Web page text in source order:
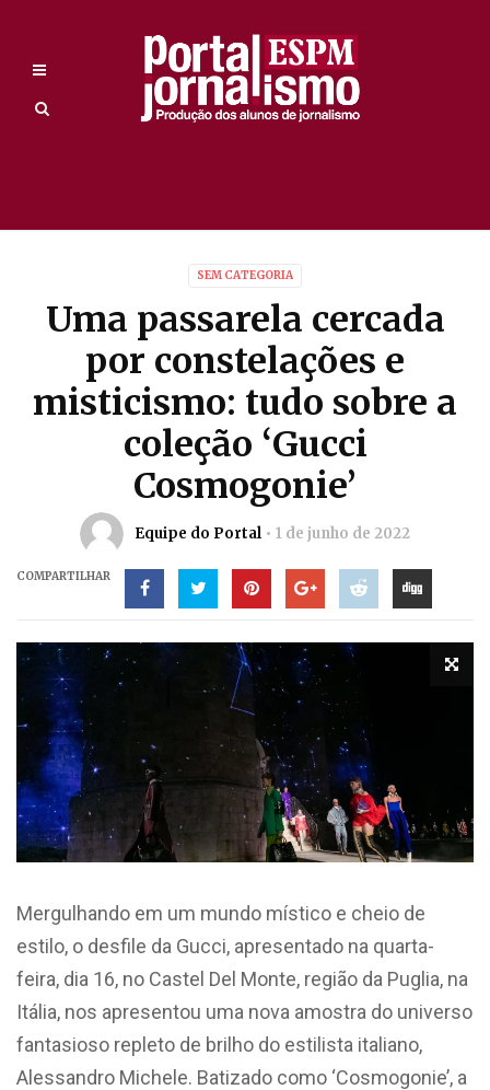
SEM CATEGORIA
Uma passarela cercada
por constelações e
misticismo: tudo sobre a
coleção ‘Gucci
Cosmogonie’
Equipe do Portal 1 de junho de 2022
COMPARTILHAR
Mergulhando em um mundo místico e cheio de
estilo, o desfile da Gucci, apresentado na quarta-
feira, dia 16, no Castel Del Monte, região da Puglia, na
Itália, nos apresentou uma nova amostra do universo
fantasioso repleto de brilho do estilista italiano,
Alessandro Michele. Batizado como ‘Cosmogonie’, a